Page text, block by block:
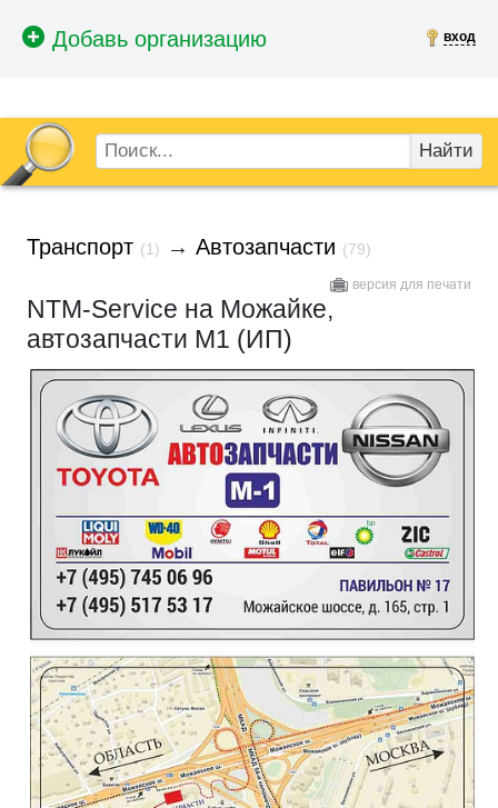
вход
Найти
Транспорт (1) → Автозапчасти (79)
версия для печати
NTM-Service на Можайке,
автозапчасти М1 (ИП)